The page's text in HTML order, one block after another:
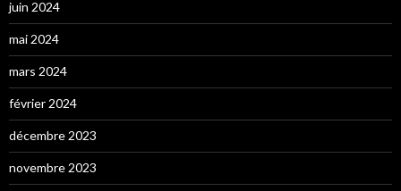
juin 2024
mai 2024
mars 2024
février 2024
décembre 2023
novembre 2023